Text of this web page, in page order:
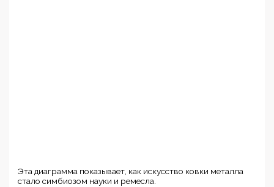
Эта диаграмма показывает, как искусство ковки металла
стало симбиозом науки и ремесла.